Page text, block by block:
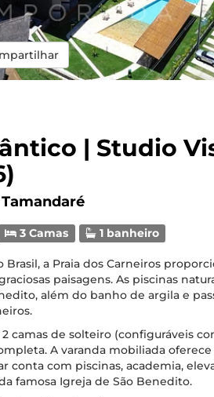
| Studio
3 Camas 1 banheiro
Brasil, a Praia dos Carneiros
paisagens. As piscinas
além do banho de argila e
camas de solteiro (configuráveis
A varanda mobiliada oferece
conta com piscinas, academia,
famosa Igreja de São Benedito.